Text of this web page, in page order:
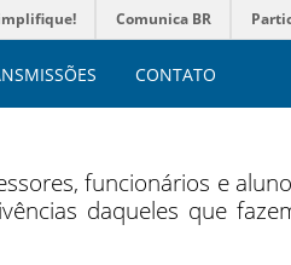
Comunica BR
CONTATO
funcionários e
daqueles que